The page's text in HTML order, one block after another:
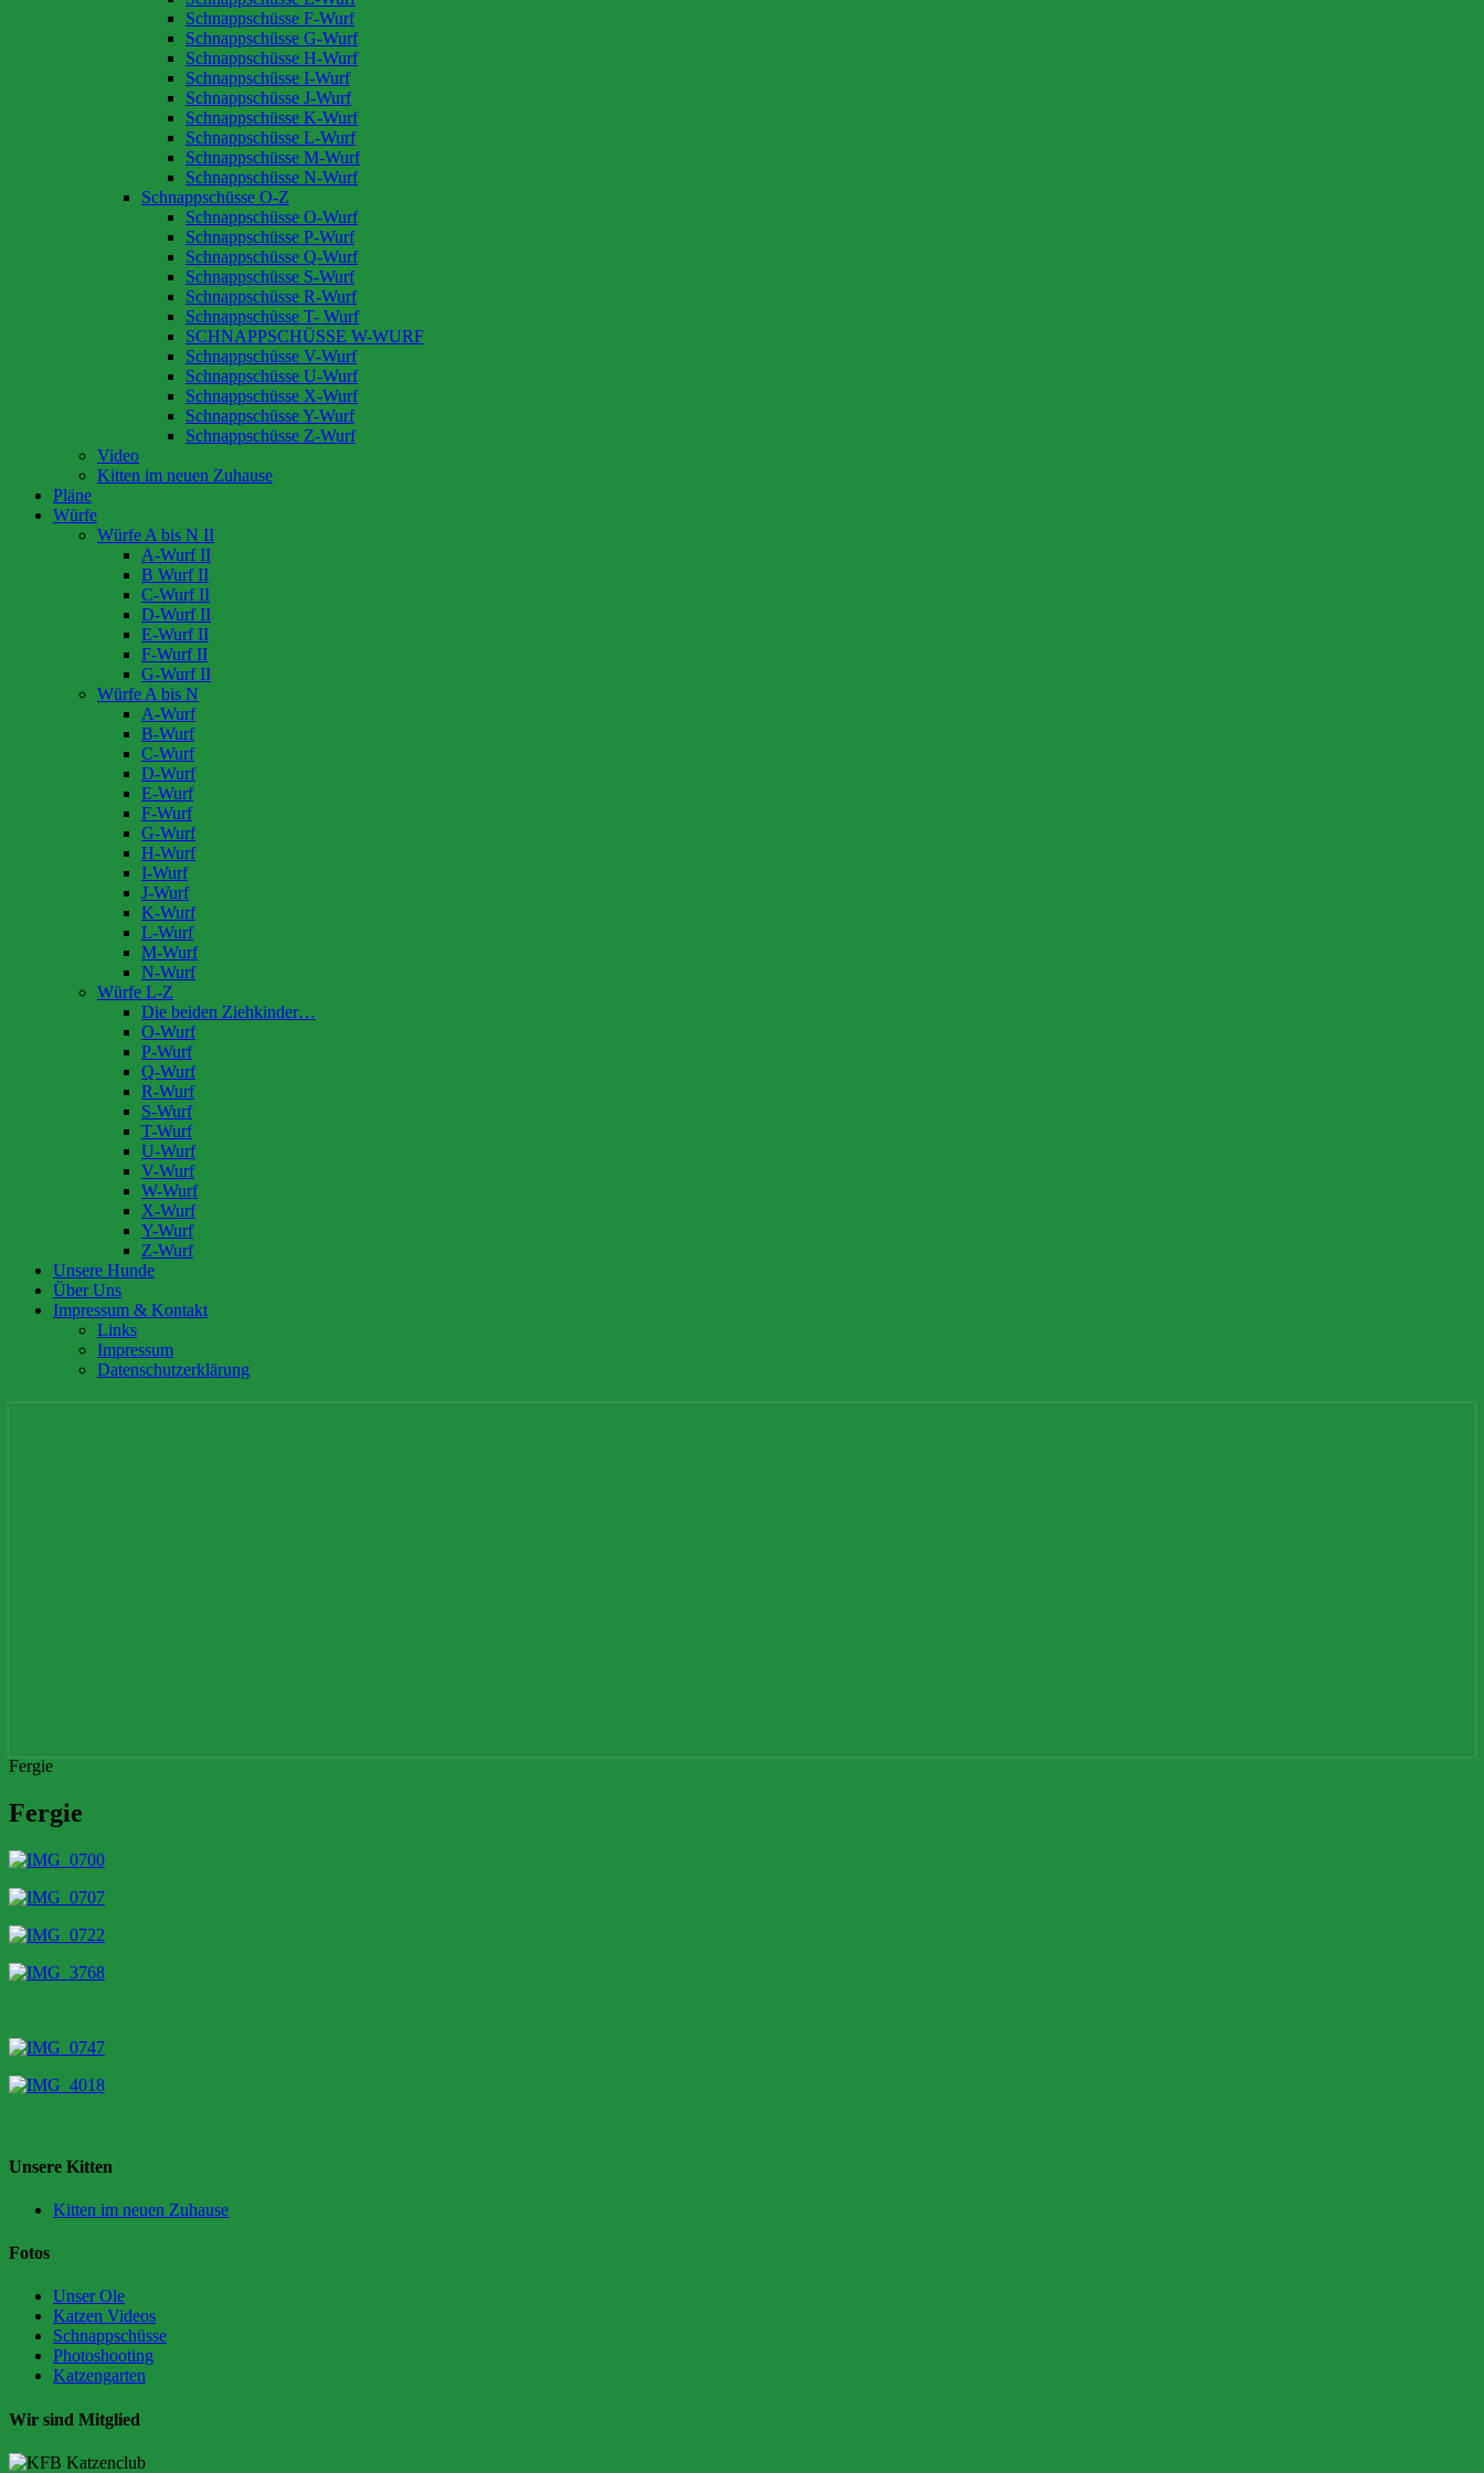
Schnappschüsse F-Wurf
Schnappschüsse G-Wurf
Schnappschüsse H-Wurf
Schnappschüsse I-Wurf
Schnappschüsse J-Wurf
Schnappschüsse K-Wurf
Schnappschüsse L-Wurf
Schnappschüsse M-Wurf
Schnappschüsse N-Wurf
Schnappschüsse O-Z
Schnappschüsse O-Wurf
Schnappschüsse P-Wurf
Schnappschüsse Q-Wurf
Schnappschüsse S-Wurf
Schnappschüsse R-Wurf
Schnappschüsse T- Wurf
SCHNAPPSCHÜSSE W-WURF
Schnappschüsse V-Wurf
Schnappschüsse U-Wurf
Schnappschüsse X-Wurf
Schnappschüsse Y-Wurf
Schnappschüsse Z-Wurf
Video
Kitten im neuen Zuhause
Pläne
Würfe
Würfe A bis N II
A-Wurf II
B Wurf II
C-Wurf II
D-Wurf II
E-Wurf II
F-Wurf II
G-Wurf II
Würfe A bis N
A-Wurf
B-Wurf
C-Wurf
D-Wurf
E-Wurf
F-Wurf
G-Wurf
H-Wurf
I-Wurf
J-Wurf
K-Wurf
L-Wurf
M-Wurf
N-Wurf
Würfe L-Z
Die beiden Ziehkinder…
O-Wurf
P-Wurf
Q-Wurf
R-Wurf
S-Wurf
T-Wurf
U-Wurf
V-Wurf
W-Wurf
X-Wurf
Y-Wurf
Z-Wurf
Unsere Hunde
Über Uns
Impressum & Kontakt
Links
Impressum
Datenschutzerklärung
Fergie
Fergie
Unsere Kitten
Kitten im neuen Zuhause
Fotos
Unser Ole
Katzen Videos
Schnappschüsse
Photoshooting
Katzengarten
Wir sind Mitglied